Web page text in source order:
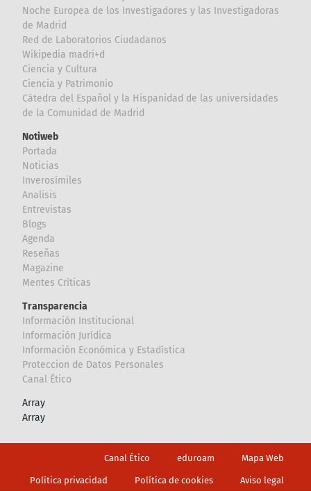
Noche Europea de los Investigadores y las Investigadoras
de Madrid
Red de Laboratorios Ciudadanos
Wikipedia madri+d
Ciencia y Cultura
Ciencia y Patrimonio
Cátedra del Español y la Hispanidad de las universidades
de la Comunidad de Madrid
Notiweb
Portada
Noticias
Inverosímiles
Analisis
Entrevistas
Blogs
Agenda
Reseñas
Magazine
Mentes Críticas
Transparencia
Información Institucional
Información Jurídica
Información Económica y Estadística
Proteccion de Datos Personales
Canal Ético
Array
Array
Canal Ético eduroam Mapa Web
Política privacidad Política de cookies Aviso legal